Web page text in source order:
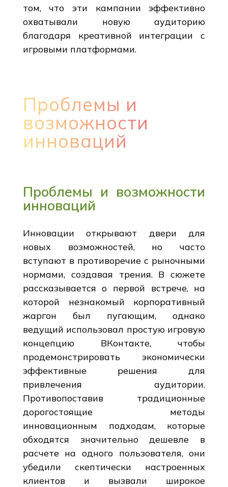
том, что эти кампании эффективно
охватывали новую аудиторию
благодаря креативной интеграции с
игровыми платформами.
Проблемы и
возможности
инноваций
Проблемы и возможности
инноваций
Инновации открывают двери для
новых возможностей, но часто
вступают в противоречие с рыночными
нормами, создавая трения. В сюжете
рассказывается о первой встрече, на
которой незнакомый корпоративный
жаргон был пугающим, однако
ведущий использовал простую игровую
концепцию ВКонтакте, чтобы
продемонстрировать экономически
эффективные решения для
привлечения аудитории.
Противопоставив традиционные
дорогостоящие методы
инновационным подходам, которые
обходятся значительно дешевле в
расчете на одного пользователя, они
убедили скептически настроенных
клиентов и вызвали широкое